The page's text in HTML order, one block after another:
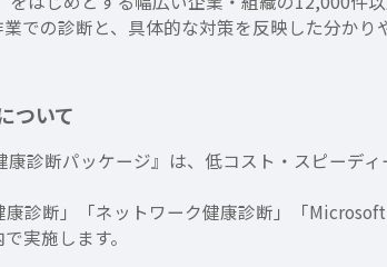
での診断と、具体的な対策を反映した分かり
ついて
診断パッケージ』は、低コスト・スピーデ
診断」「ネットワーク健康診断」「
実施します。